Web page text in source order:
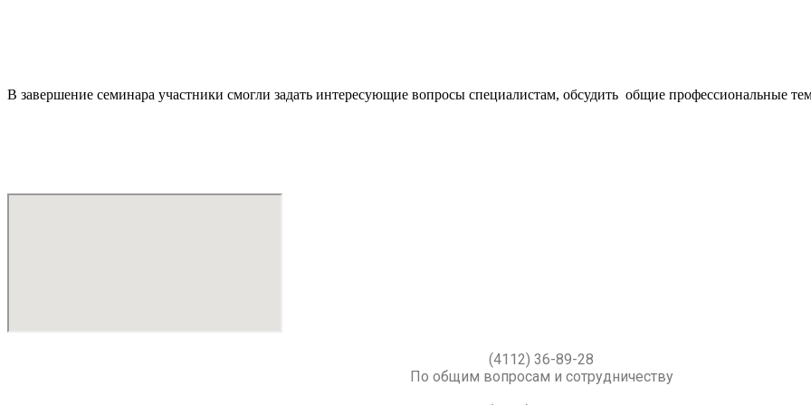
В завершение семинара участники смогли задать интересующие вопросы специалистам, обсудить общие профессиональные
(4112) 36-89-28
По общим вопросам и сотрудничеству